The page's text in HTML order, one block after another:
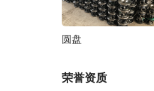
圆盘
荣誉资质